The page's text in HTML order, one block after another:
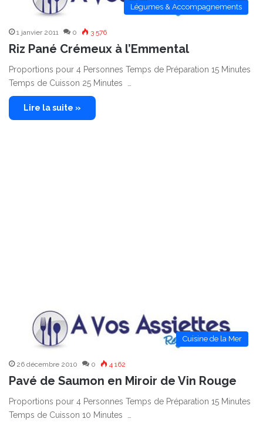
Légumes & Accompagnements
1 janvier 2011 0 3 576
Riz Pané Crémeux à l’Emmental
Proportions pour 4 Personnes Temps de Préparation 15 Minutes
Temps de Cuisson 25 Minutes …
Lire la suite »
Cuisine de la Mer
26 décembre 2010 0 4 162
Pavé de Saumon en Miroir de Vin Rouge
Proportions pour 4 Personnes Temps de Préparation 15 Minutes
Temps de Cuisson 10 Minutes …